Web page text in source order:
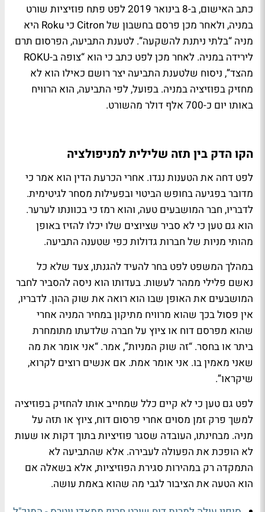
כתב האישום, ב-8 בינואר 2019 לפט פתח פוזיציות שורט
במניה, ולאחר מכן פרסם בחשבון של Citron כי Roku היא
מניה “בלתי ניתנת להשקעה”. לטענת התביעה, הפרסום תרם
לירידה במניה. לאחר מכן לפט כתב כי הוא “צופה ב-ROKU
מהצד”, ניסוח שלטענת התביעה יצר רושם כאילו הוא לא
מחזיק בפוזיציה במניה. בפועל, לפי התביעה, הוא הרוויח
באותו יום כ-700 אלף דולר מהשורט.
הקו הדק בין תזה שלילית למניפולציה
לפט דחה את הטענות נגדו. אחרי הכרעת הדין הוא אמר כי
מדובר בפגיעה בחופש הביטוי ובפעילות מסחר לגיטימית.
לדבריו, חבר המושבעים טעה, והוא רמז כי בכוונתו לערער.
הוא גם טען כי לא סביר שציוצים שלו יכלו להזיז באופן
מהותי מניות של חברות גדולות כפי שטענה התביעה.
במהלך המשפט לפט בחר להעיד להגנתו, צעד שלא כל
נאשם פלילי ממהר לעשות. בעדותו הוא ניסה להסביר לחבר
המושבעים את האופן שבו הוא רואה את שוק ההון. לדבריו,
אין פסול בכך שהוא מרוויח מתיקון במחיר המניה אחרי
שהוא מפרסם דוח או ציוץ על חברה שלדעתו מתומחרת
ביתר או בחסר. “זה שוק המניות”, אמר. “אני אומר את מה
שאני מאמין בו. אני אומר אמת. אם אנשים רוצים לקרוא,
שיקראו”.
לפט גם טען כי לא קיים כלל שמחייב אותו להחזיק בפוזיציה
למשך פרק זמן מסוים אחרי פרסום דוח, ציוץ או תזה על
מניה. מבחינתו, העובדה שסגר פוזיציות בתוך דקות או שעות
לא הופכת את הפעולה לעבירה. אלא שהתביעה לא
התמקדה רק במהירות סגירת הפוזיציות, אלא בשאלה אם
הוא הטעה את הציבור לגבי מה שהוא באמת עושה.